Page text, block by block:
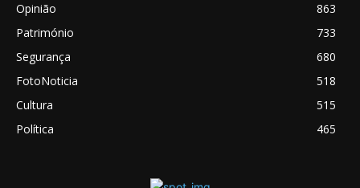
Opinião
863
Património
733
Segurança
680
FotoNoticia
518
Cultura
515
Política
465